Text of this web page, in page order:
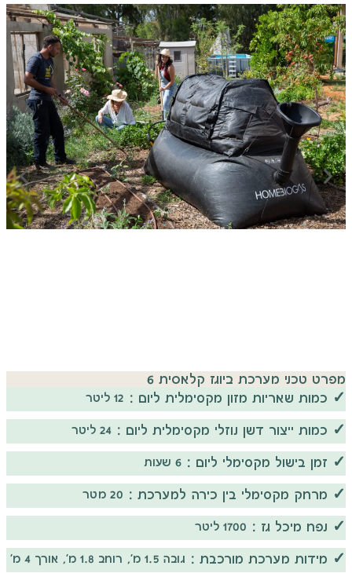
מפרט טכני מערכת ביוגז קלאסית 6
✓ כמות שאריות מזון מקסימלית ליום : 12 ליטר
✓ כמות ייצור דשן נוזלי מקסימלית ליום : 24 ליטר
✓ זמן בישול מקסימלי ליום : 6 שעות
✓ מרחק מקסימלי בין כירה למערכת : 20 מטר
✓ נפח מיכל גז : 1700 ליטר
✓ מידות מערכת מורכבת : גובה 1.5 מ', רוחב 1.8 מ', אורך 4 מ'